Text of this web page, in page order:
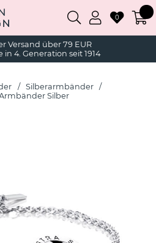
Versand über 79 EUR
4. Generation seit 1914
0
Silberarmbänder
Silber